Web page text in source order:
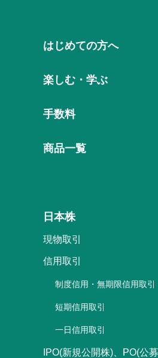
はじめての方へ
楽しむ・学ぶ
手数料
商品一覧
日本株
現物取引
信用取引
制度信用・無期限信用取引
短期信用取引
一日信用取引
IPO(新規公開株)、PO(公